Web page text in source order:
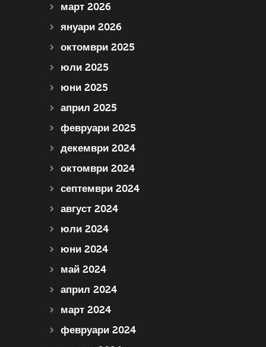
март 2026
януари 2026
октомври 2025
юли 2025
юни 2025
април 2025
февруари 2025
декември 2024
октомври 2024
септември 2024
август 2024
юли 2024
юни 2024
май 2024
април 2024
март 2024
февруари 2024